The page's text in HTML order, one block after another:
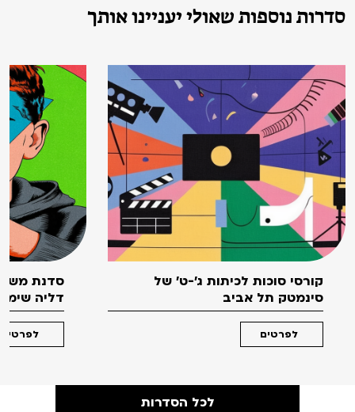
סדרות נוספות שאולי יעניינו אותך
לכל הסדרות
קורסי סוכות לכיתות ג'-ט' של
סינמטק תל אביב
לפרטים
סדנת
דליה
לפרטים